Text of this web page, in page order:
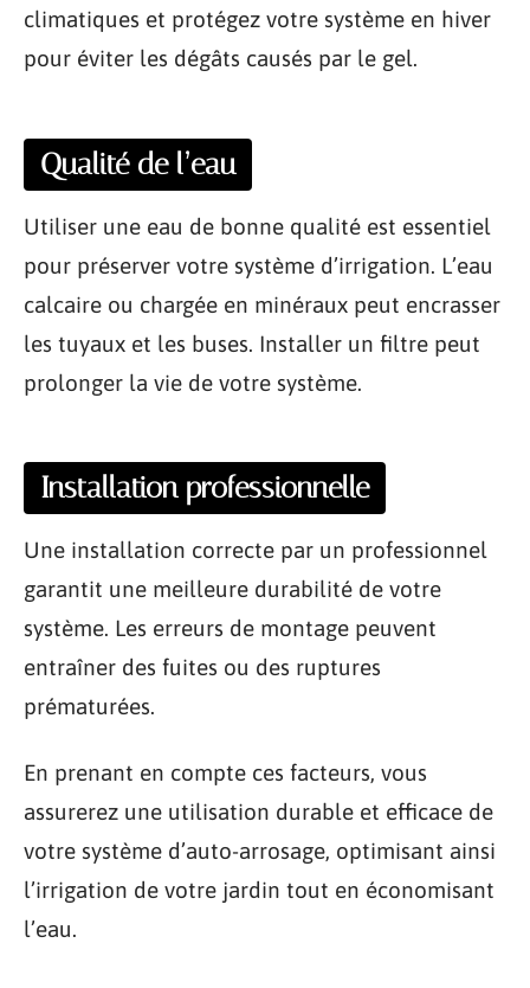
climatiques et protégez votre système en hiver
pour éviter les dégâts causés par le gel.
Qualité de l’eau
Utiliser une eau de bonne qualité est essentiel
pour préserver votre système d’irrigation. L’eau
calcaire ou chargée en minéraux peut encrasser
les tuyaux et les buses. Installer un filtre peut
prolonger la vie de votre système.
Installation professionnelle
Une installation correcte par un professionnel
garantit une meilleure durabilité de votre
système. Les erreurs de montage peuvent
entraîner des fuites ou des ruptures
prématurées.
En prenant en compte ces facteurs, vous
assurerez une utilisation durable et efficace de
votre système d’auto-arrosage, optimisant ainsi
l’irrigation de votre jardin tout en économisant
l’eau.